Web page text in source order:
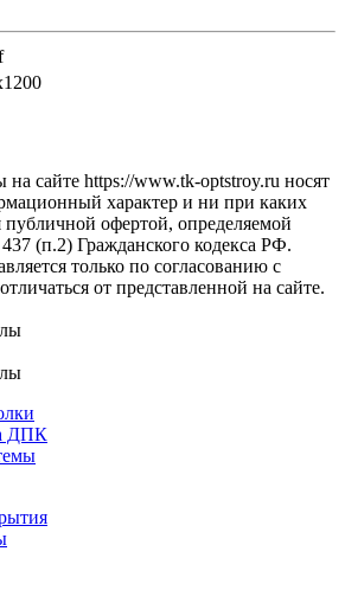
на сайте https://www.tk-optstroy.ru носят
характер и ни при каких
публичной офертой, определяемой
(п.2) Гражданского кодекса РФ.
только по согласованию с
от представленной на сайте.
ДПК